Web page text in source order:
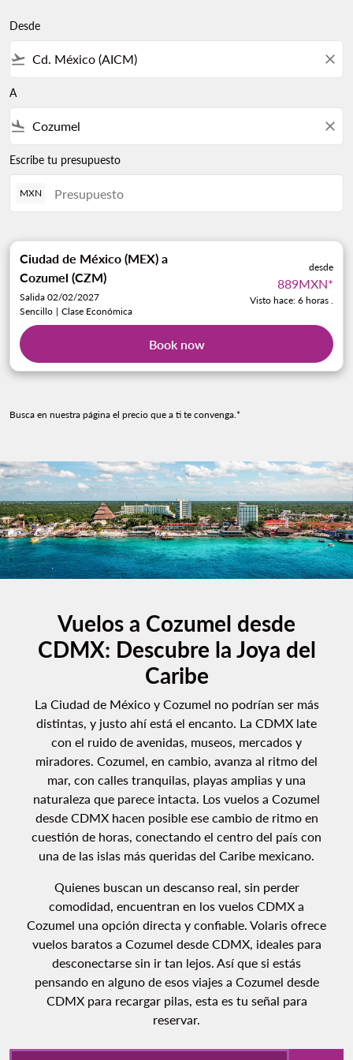
Desde
flight_takeoff close
A
flight_land close
Escribe tu presupuesto
MXN
Ciudad de México (MEX) a
Cozumel (CZM)
Salida 02/02/2027
Sencillo | Clase Económica
desde
889MXN*
Visto hace: 6 horas .
Book now
Busca en nuestra página el precio que a ti te convenga.*
Vuelos a Cozumel desde
CDMX: Descubre la Joya del
Caribe
La Ciudad de México y Cozumel no podrían ser más
distintas, y justo ahí está el encanto. La CDMX late
con el ruido de avenidas, museos, mercados y
miradores. Cozumel, en cambio, avanza al ritmo del
mar, con calles tranquilas, playas amplias y una
naturaleza que parece intacta. Los vuelos a Cozumel
desde CDMX hacen posible ese cambio de ritmo en
cuestión de horas, conectando el centro del país con
una de las islas más queridas del Caribe mexicano.
Quienes buscan un descanso real, sin perder
comodidad, encuentran en los vuelos CDMX a
Cozumel una opción directa y confiable. Volaris ofrece
vuelos baratos a Cozumel desde CDMX, ideales para
desconectarse sin ir tan lejos. Así que si estás
pensando en alguno de esos viajes a Cozumel desde
CDMX para recargar pilas, esta es tu señal para
reservar.